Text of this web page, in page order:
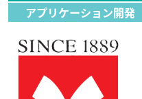
アプリケーション開発